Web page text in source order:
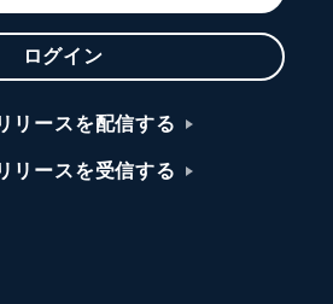
ログイン
リースを配信する
リースを受信する